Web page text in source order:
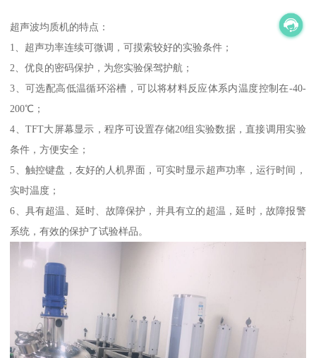
超声波均质机的特点：
1、超声功率连续可微调，可摸索较好的实验条件；
2、优良的密码保护，为您实验保驾护航；
3、可选配高低温循环浴槽，可以将材料反应体系内温度控制在-40-
200℃；
4、TFT大屏幕显示，程序可设置存储20组实验数据，直接调用实验
条件，方便安全；
5、触控键盘，友好的人机界面，可实时显示超声功率，运行时间，
实时温度；
6、具有超温、延时、故障保护，并具有立的超温，延时，故障报警
系统，有效的保护了试验样品。